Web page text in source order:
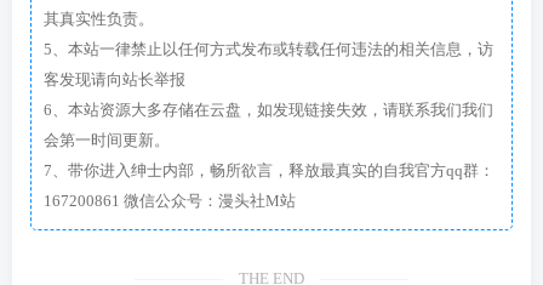
其真实性负责。
5、本站一律禁止以任何方式发布或转载任何违法的相关信息，访
客发现请向站长举报
6、本站资源大多存储在云盘，如发现链接失效，请联系我们我们
会第一时间更新。
7、带你进入绅士内部，畅所欲言，释放最真实的自我官方qq群：
167200861 微信公众号：漫头社M站
THE END